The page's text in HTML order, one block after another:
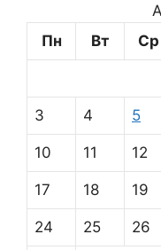
Пн
Вт Ср
3 4 5
10 11 12
17 18 19
24 25 26